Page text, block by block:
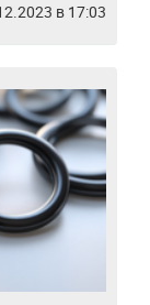
в 17:03